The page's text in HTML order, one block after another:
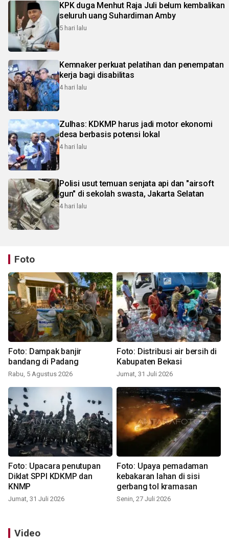
KPK duga Menhut Raja Juli belum kembalikan
seluruh uang Suhardiman Amby
5 hari lalu
Kemnaker perkuat pelatihan dan penempatan
kerja bagi disabilitas
4 hari lalu
Zulhas: KDKMP harus jadi motor ekonomi
desa berbasis potensi lokal
4 hari lalu
Polisi usut temuan senjata api dan "airsoft
gun" di sekolah swasta, Jakarta Selatan
4 hari lalu
Foto
Foto: Dampak banjir
bandang di Padang
Rabu, 5 Agustus 2026
Foto: Distribusi air bersih di
Kabupaten Bekasi
Jumat, 31 Juli 2026
Foto: Upacara penutupan
Diklat SPPI KDKMP dan
KNMP
Jumat, 31 Juli 2026
Foto: Upaya pemadaman
kebakaran lahan di sisi
gerbang tol kramasan
Senin, 27 Juli 2026
Video